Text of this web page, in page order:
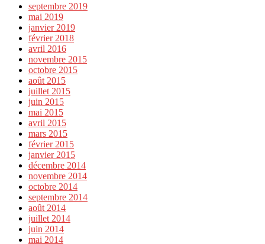
septembre 2019
mai 2019
janvier 2019
février 2018
avril 2016
novembre 2015
octobre 2015
août 2015
juillet 2015
juin 2015
mai 2015
avril 2015
mars 2015
février 2015
janvier 2015
décembre 2014
novembre 2014
octobre 2014
septembre 2014
août 2014
juillet 2014
juin 2014
mai 2014